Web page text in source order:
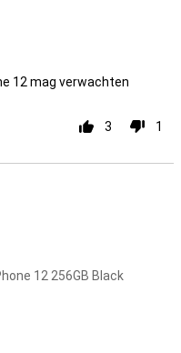
12 mag verwachten
3 1
12 256GB Black